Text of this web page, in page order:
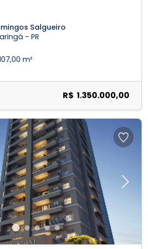
Salgueiro
- PR
m²
R$ 1.350.000,00
Next